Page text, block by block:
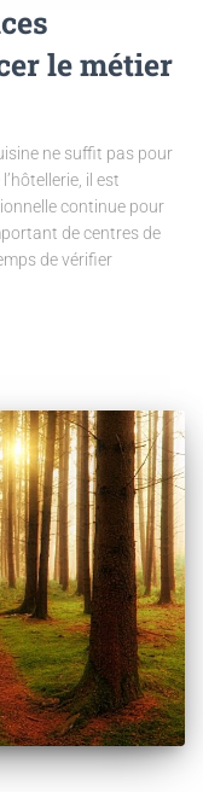
le métier
ne suffit pas pour
il est
continue pour
de centres de
de vérifier